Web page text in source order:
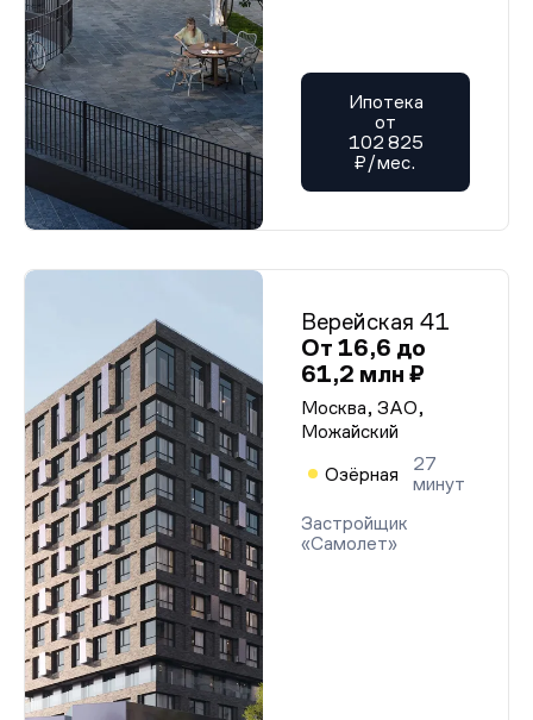
Ипотека
от
102 825
₽/мес.
Верейская 41
От 16,6 до
61,2 млн ₽
Москва, ЗАО,
Можайский
Озёрная
27
минут
Застройщик
«Самолет»